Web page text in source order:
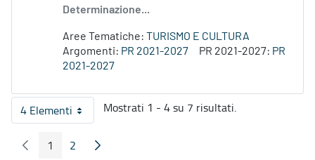
Determinazione...
Aree Tematiche: TURISMO E CULTURA
Argomenti: PR 2021-2027 PR 2021-2027: PR
2021-2027
4 ElementiPer pagina
Mostrati 1 - 4 su 7 risultati.
Pagina Precedente
Pagina
1 Pagina
2 Pagina Seguente